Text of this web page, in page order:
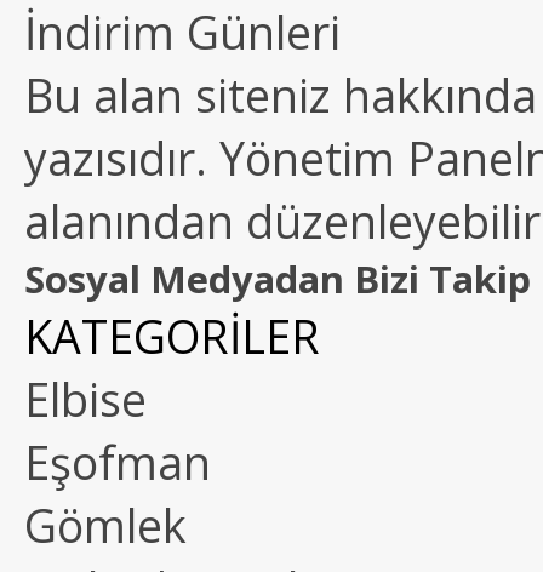
İndirim Günleri
Bu alan siteniz
yazısıdır. Yönetim
alanından
Sosyal Medyadan Bizi Takip
KATEGORİLER
Elbise
Eşofman
Gömlek